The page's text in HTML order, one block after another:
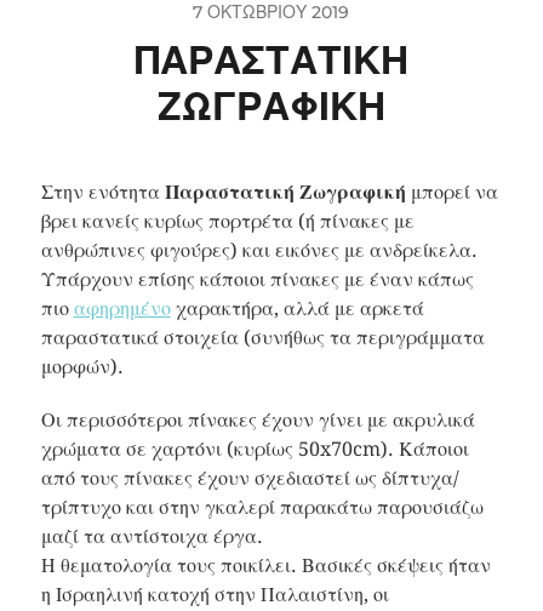
7 ΟΚΤΩΒΡΊΟΥ 2019
ΠΑΡΑΣΤΑΤΙΚΉ
ΖΩΓΡΑΦΙΚΉ
Στην ενότητα Παραστατική Ζωγραφική μπορεί να
βρει κανείς κυρίως πορτρέτα (ή πίνακες με
ανθρώπινες φιγούρες) και εικόνες με ανδρείκελα.
Υπάρχουν επίσης κάποιοι πίνακες με έναν κάπως
πιο αφηρημένοχαρακτήρα, αλλά με αρκετά
παραστατικά στοιχεία (συνήθως τα περιγράμματα
μορφών).
Οι περισσότεροι πίνακες έχουν γίνει με ακρυλικά
χρώματα σε χαρτόνι (κυρίως 50x70cm). Κάποιοι
από τους πίνακες έχουν σχεδιαστεί ως δίπτυχα/
τρίπτυχο και στην γκαλερί παρακάτω παρουσιάζω
μαζί τα αντίστοιχα έργα.
Η θεματολογία τους ποικίλει. Βασικές σκέψεις ήταν
η Ισραηλινή κατοχή στην Παλαιστίνη, οι